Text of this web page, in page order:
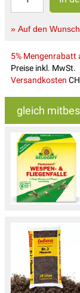
» Auf den
5% Mengenrabatt
Preise inkl. MwSt.
Versandkosten
gleich